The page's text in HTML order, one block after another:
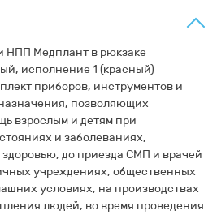
НПП Медплант в рюкзаке
исполнение 1 (красный)
приборов, инструментов и
позволяющих
взрослым и детям при
и заболеваниях,
до приезда СМП и врачей
учреждениях, общественных
условиях, на производствах
людей, во время проведения